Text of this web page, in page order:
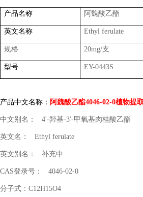
产品名称 阿魏酸乙酯
英文名称 Ethyl ferulate
规格 20mg/支
型号 EY-0443S
产品中文名称： 阿魏酸乙酯4046-02-0植物提取
中文别名： 4'-羟基-3'-甲氧基肉桂酸乙酯
英文名： Ethyl ferulate
英文别名： 补充中
CAS登录号： 4046-02-0
分子式： C12H15O4